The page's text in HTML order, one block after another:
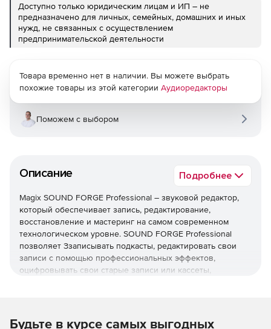
Доступно только юридическим лицам и ИП – не
предназначено для личных, семейных, домашних и иных
нужд, не связанных с осуществлением
предпринимательской деятельности
Описание Подробнее
Magix SOUND FORGE Professional – звуковой редактор,
который обеспечивает запись, редактирование,
восстановление и мастеринг на самом современном
технологическом уровне. SOUND FORGE Professional
позволяет Ззаписывать подкасты, редактировать свои
записи с помощью профессиональных эффектов,
оцифровывать свои старые записи или кассеты,
Товара временно нет в наличии. Вы можете выбрать
похожие товары из этой категории Аудиоредакторы
Поможем с выбором
Будьте в курсе самых выгодных